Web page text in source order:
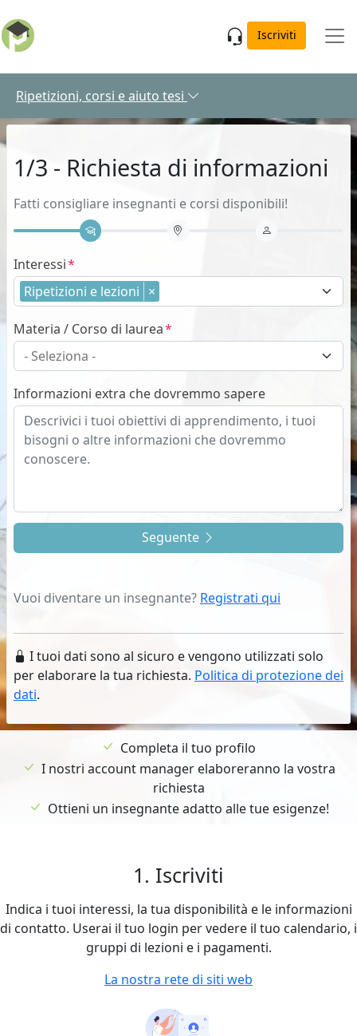
Iscriviti
Ripetizioni, corsi e aiuto tesi
1/3 - Richiesta di informazioni
Fatti consigliare insegnanti e corsi disponibili!
Interessi
Ripetizioni e lezioni ×
Materia / Corso di laurea
Informazioni extra che dovremmo sapere
Seguente
Vuoi diventare un insegnante? Registrati qui
I tuoi dati sono al sicuro e vengono utilizzati solo
per elaborare la tua richiesta. Politica di protezione dei
dati.
Completa il tuo profilo
I nostri account manager elaboreranno la vostra
richiesta
Ottieni un insegnante adatto alle tue esigenze!
1. Iscriviti
Indica i tuoi interessi, la tua disponibilità e le informazioni
di contatto. Userai il tuo login per vedere il tuo calendario, i
gruppi di lezioni e i pagamenti.
La nostra rete di siti web